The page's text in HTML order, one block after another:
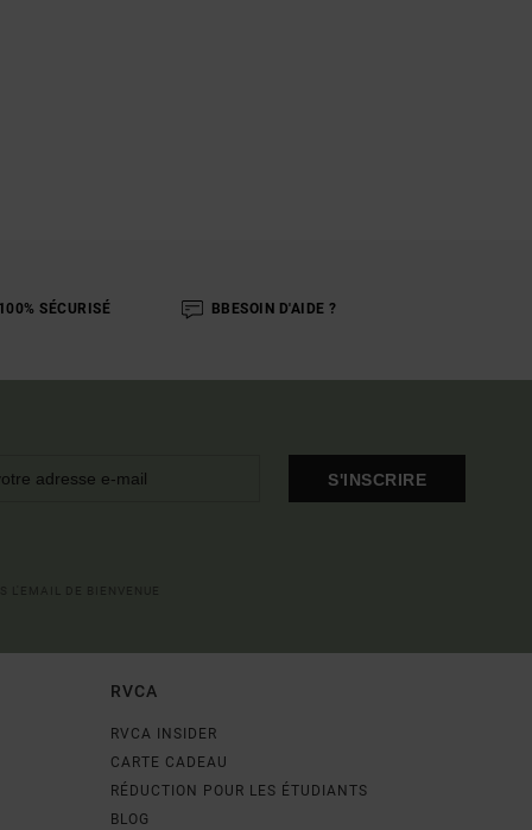
SÉCURISÉ BBESOIN D'AIDE ?
S'INSCRIRE
RVCA
RVCA INSIDER
CARTE CADEAU
RÉDUCTION POUR LES ÉTUDIANTS
BLOG